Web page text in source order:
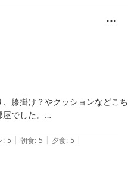
膝掛け？やクッションなどこち
でした。
: 5 | 朝食: 5 | 夕食: 5 |